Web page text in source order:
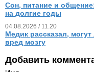
Сон, питание и
на долгие годы
04.08.2026 / 11.20
Медик рассказал,
вред мозгу
Добавить